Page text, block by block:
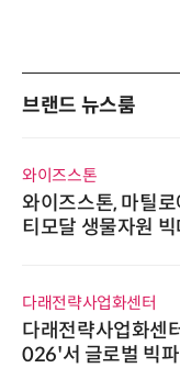
브랜드 뉴스룸
와이즈스톤
와이즈스톤, 마틸
티모달 생물자원
다래전략사업화센터
다래전략사업화센
026'서 글로벌 빅